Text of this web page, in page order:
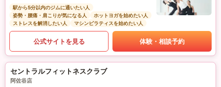
駅から5分以内のジムに通いたい人
姿勢・腰痛・肩こりが気になる人
ホットヨガを始めたい人
ストレスを解消したい人
マシンピラティスを始めたい人
公式サイトを見る 体験・相談予約
セントラルフィットネスクラブ
阿佐谷店